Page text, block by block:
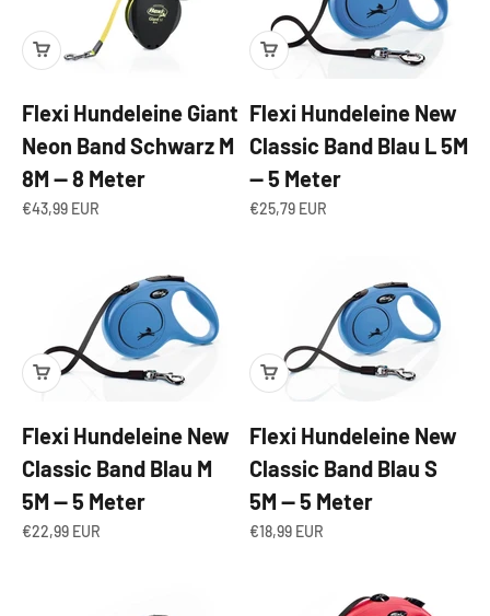
Flexi Hundeleine Giant
Neon Band Schwarz M
8M — 8 Meter
Angebot
€43,99 EUR
Flexi Hundeleine New
Classic Band Blau L 5M
— 5 Meter
Angebot
€25,79 EUR
Flexi Hundeleine New
Classic Band Blau M
5M — 5 Meter
Angebot
€22,99 EUR
Flexi Hundeleine New
Classic Band Blau S
5M — 5 Meter
Angebot
€18,99 EUR